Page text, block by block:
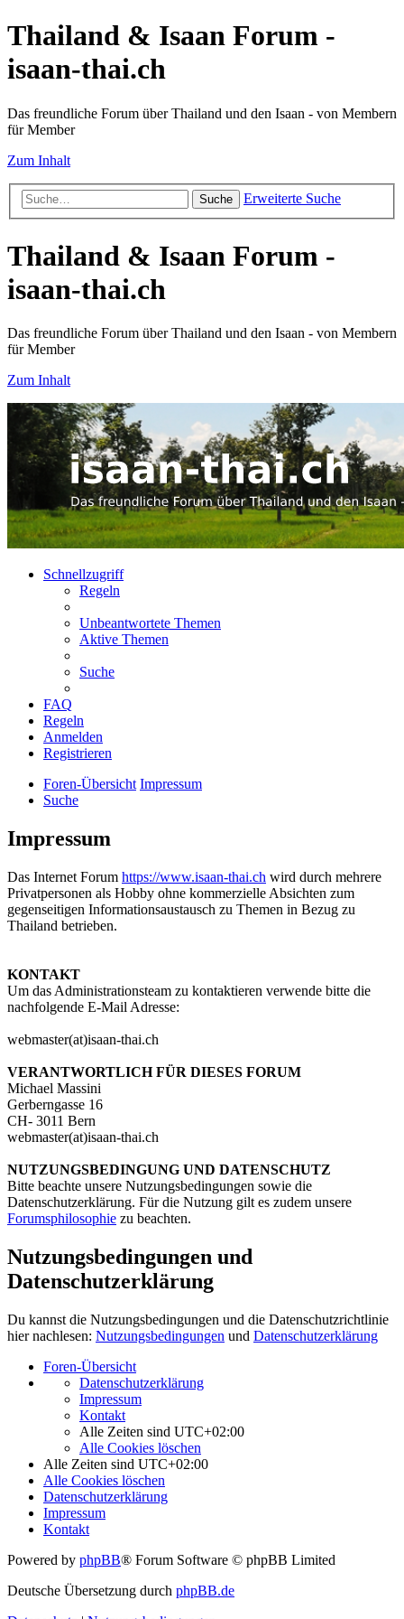
Thailand & Isaan Forum -
isaan-thai.ch
Das freundliche Forum über Thailand und den Isaan - von Membern
für Member
Zum Inhalt
Suche Erweiterte Suche
Thailand & Isaan Forum -
isaan-thai.ch
Das freundliche Forum über Thailand und den Isaan - von Membern
für Member
Zum Inhalt
Schnellzugriff
Regeln
Unbeantwortete Themen
Aktive Themen
Suche
FAQ
Regeln
Anmelden
Registrieren
Foren-Übersicht Impressum
Suche
Impressum
Das Internet Forum https://www.isaan-thai.ch wird durch mehrere
Privatpersonen als Hobby ohne kommerzielle Absichten zum
gegenseitigen Informationsaustausch zu Themen in Bezug zu
Thailand betrieben.
KONTAKT
Um das Administrationsteam zu kontaktieren verwende bitte die
nachfolgende E-Mail Adresse:
webmaster(at)isaan-thai.ch
VERANTWORTLICH FÜR DIESES FORUM
Michael Massini
Gerberngasse 16
CH- 3011 Bern
webmaster(at)isaan-thai.ch
NUTZUNGSBEDINGUNG UND DATENSCHUTZ
Bitte beachte unsere Nutzungsbedingungen sowie die
Datenschutzerklärung. Für die Nutzung gilt es zudem unsere
Forumsphilosophie zu beachten.
Nutzungsbedingungen und
Datenschutzerklärung
Du kannst die Nutzungsbedingungen und die Datenschutzrichtlinie
hier nachlesen: Nutzungsbedingungen und Datenschutzerklärung
Foren-Übersicht
Datenschutzerklärung
Impressum
Kontakt
Alle Zeiten sind UTC+02:00
Alle Cookies löschen
Alle Zeiten sind UTC+02:00
Alle Cookies löschen
Datenschutzerklärung
Impressum
Kontakt
Powered by phpBB® Forum Software © phpBB Limited
Deutsche Übersetzung durch phpBB.de